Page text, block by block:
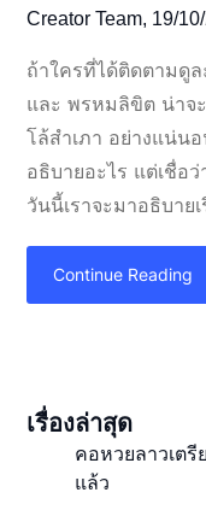
Creator Team, 19/
ถ้าใครที่ได้ติดตามดู
และ พรหมลิขิต น่าจ
โล้สำเภา อย่างแน่น
อธิบายอะไร แต่เชื่อ
วันนี้เราจะมาอธิบาย
Continue Reading
เรื่องล่าสุด
คอหวยลาวเต
แล้ว